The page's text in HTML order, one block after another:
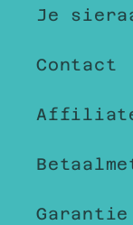
Je
Contact